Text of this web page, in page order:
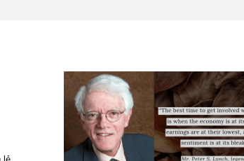
Chuyên viên phân tích cao cấp, Người quan sát